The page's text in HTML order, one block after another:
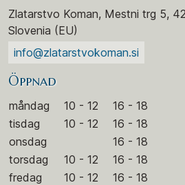
Zlatarstvo Koman, Mestni trg 5,
Slovenia (EU)
info@zlatarstvokoman.si
Öppnad
måndag 10 - 12
16 - 18
tisdag
10 - 12
16 - 18
onsdag
16 - 18
torsdag
10 - 12
16 - 18
fredag
10 - 12 16 - 18